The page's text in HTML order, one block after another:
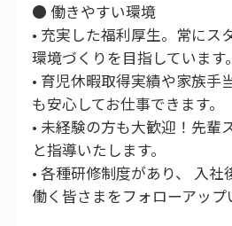
● 働きやすい環境
• 充実した福利厚生。常にス
環境づくりを目指しています。
• 育児休暇取得実績や家族手
も安心してお仕事できます。
• 未経験の方も大歓迎！先輩
と指導いたします。
• 各種研修制度があり、 入
働く皆さまをフォローアップ